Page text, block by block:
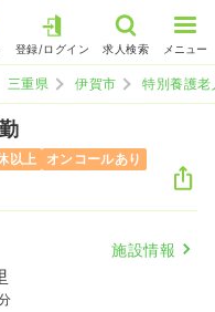
登録/ログイン 求人検索 メニュー
三重県 伊賀市 特別養護
以上
オンコールあり
施設情報